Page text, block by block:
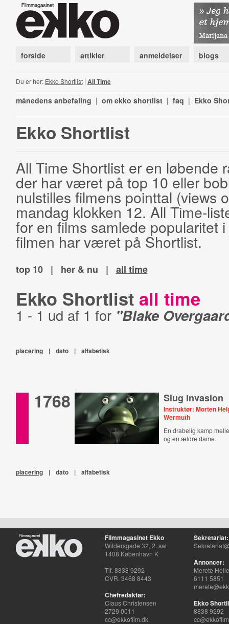
forside artikler anmeldelser blogs
Du er her: Ekko Shortlist| All Time
månedens anbefaling | om ekko shortlist | faq | Ekko
Ekko Shortlist
All Time Shortlist er en løbende
der har været på top 10 eller
nulstilles filmens pointtal (views
mandag klokken 12. All Time-
for en films samlede popularitet
filmen har været på Shortlist.
top 10 | her & nu | all time
Ekko Shortlist all time
1 - 1 ud af 1 for "Blake
placering | dato | alfabetisk
1768 Slug Invasion
Instruktør: Morten
Wermuth
En drabelig kamp
og en ældre dame.
placering | dato | alfabetisk
Filmmagasinet Ekko
Wildersgade 32, 2. sal
1408 København K
Tlf. 8838 9292
CVR. 3468 8443
Chefredaktør:
Claus Christensen
2729 0011
cc@ekkofilm.dk
Sekretariat:
Annoncer:
Merete
6111 5851
Ekko
8838 9292